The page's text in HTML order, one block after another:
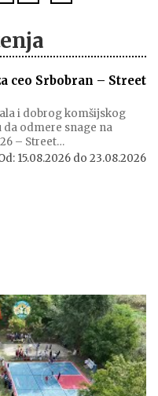
ceo Srbobran – Street
i dobrog komšijskog
odmere snage na
– Street…
15.08.2026 do 23.08.2026